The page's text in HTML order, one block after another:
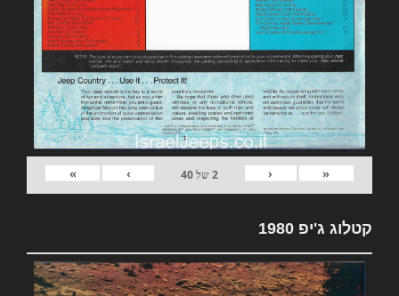
«
‹
2של40
›
»
קטלוג ג'יפ 1980